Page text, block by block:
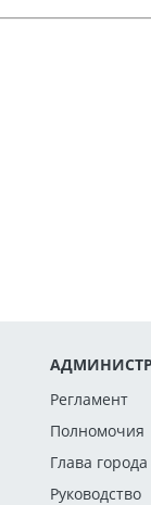
Регламент
Полномочия
Глава города
Руководство